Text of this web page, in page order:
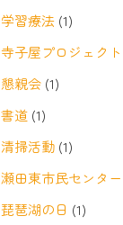
学習療法 (1)
寺子屋プロジェクト
懇親会 (1)
書道 (1)
清掃活動 (1)
瀬田東市民センター
琵琶湖の日 (1)